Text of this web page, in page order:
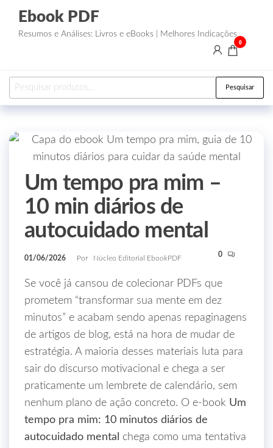
Ebook PDF
Resumos e Análises: Livros e eBooks | Melhores Indicações
0
Pesquisar
Um tempo pra mim –
10 min diários de
autocuidado mental
01/06/2026 Por Núcleo Editorial EbookPDF 0
Se você já cansou de colecionar PDFs que
prometem “transformar sua mente em dez
minutos” e acabam sendo apenas repaginagens
de artigos de blog, está na hora de mudar de
estratégia. A maioria desses materiais luta para
sair do discurso motivacional e chega a ser
praticamente um lembrete de calendário, sem
nenhum plano de ação concreto. O e‑book Um
tempo pra mim: 10 minutos diários de
autocuidado mental
chega como uma tentativa